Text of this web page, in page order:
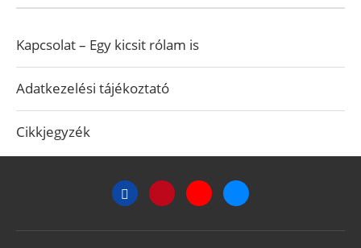
Kapcsolat – Egy kicsit rólam is
Adatkezelési tájékoztató
Cikkjegyzék